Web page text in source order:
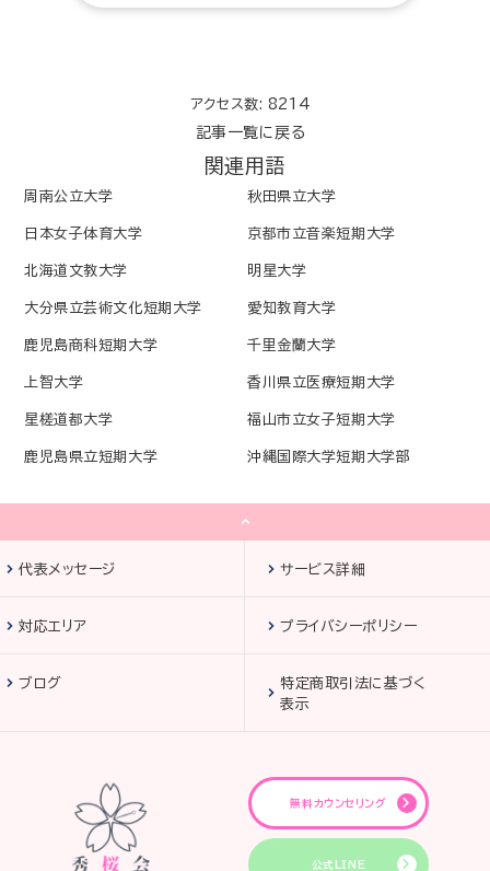
アクセス数: 8214
記事一覧に戻る
関連用語
周南公立大学 秋田県立大学
日本女子体育大学 京都市立音楽短期大学
北海道文教大学 明星大学
大分県立芸術文化短期大学 愛知教育大学
鹿児島商科短期大学 千里金蘭大学
上智大学 香川県立医療短期大学
星槎道都大学 福山市立女子短期大学
鹿児島県立短期大学 沖縄国際大学短期大学部
代表メッセージ サービス詳細
対応エリア プライバシーポリシー
ブログ
特定商取引法に基づく
表示
無料カウンセリング
公式LINE